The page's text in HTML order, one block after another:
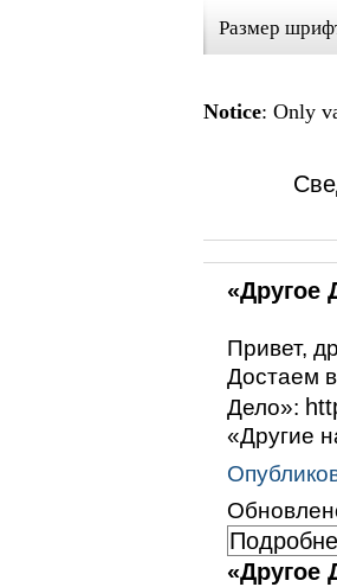
Размер
Notice: Only
«Другое
Привет,
Достаем
Дело»:
«Другие
«Другое